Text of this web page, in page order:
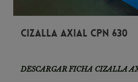
Cizalla Axial CPN 630
DESCARGAR FICHA CIZALLA